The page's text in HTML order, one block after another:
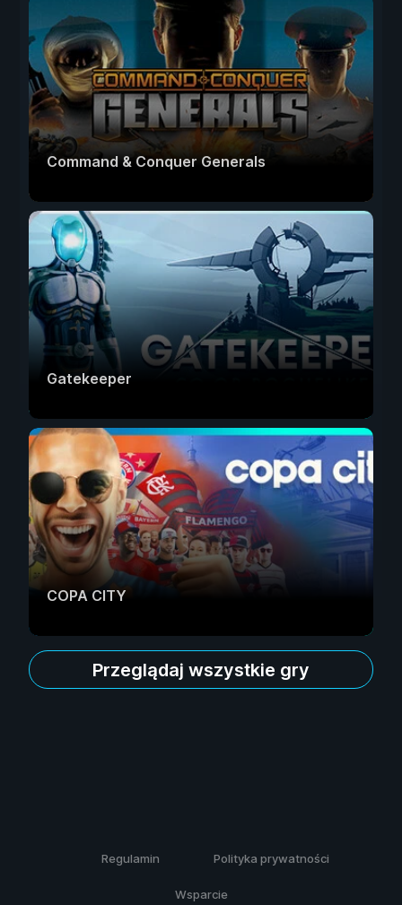
Command & Conquer Generals
Gatekeeper
COPA CITY
Przeglądaj wszystkie gry
Regulamin Polityka prywatności
Wsparcie